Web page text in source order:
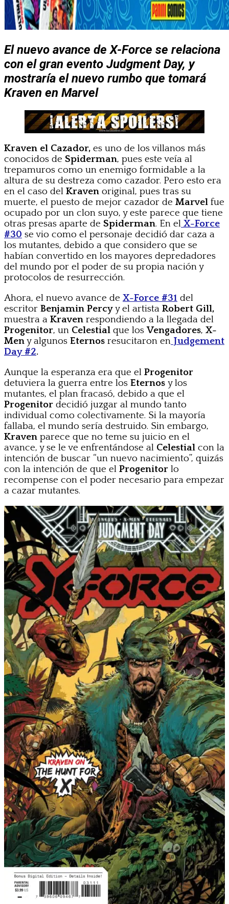
El nuevo avance de X-Force se relaciona
con el gran evento Judgment Day, y
mostraría el nuevo rumbo que tomará
Kraven en Marvel
Kraven el Cazador, es uno de los villanos más
conocidos de Spiderman, pues este veía al
trepamuros como un enemigo formidable a la
altura de su destreza como cazador. Pero esto era
en el caso del Kraven original, pues tras su
muerte, el puesto de mejor cazador de Marvel fue
ocupado por un clon suyo, y este parece que tiene
otras presas aparte de Spiderman. En el X-Force
#30 se vio como el personaje decidió dar caza a
los mutantes, debido a que considero que se
habían convertido en los mayores depredadores
del mundo por el poder de su propia nación y
protocolos de resurrección.
Ahora, el nuevo avance de X-Force #31 del
escritor Benjamin Percyy el artista Robert Gill,
muestra a Kraven respondiendo a la llegada del
Progenitor, un Celestial que losVengadores, X-
Meny algunos Eternos resucitaron en Judgement
Day #2.
Aunque la esperanza era que el Progenitor
detuviera la guerra entre los Eternos y los
mutantes, el plan fracasó, debido a que el
Progenitor decidió juzgar al mundo tanto
individual como colectivamente. Si la mayoría
fallaba, el mundo sería destruido. Sin embargo,
Kraven parece que no teme su juicio en el
avance, y se le ve enfrentándose al Celestial con la
intención de buscar “un nuevo nacimiento”, quizás
con la intención de que el Progenitor lo
recompense con el poder necesario para empezar
a cazar mutantes.